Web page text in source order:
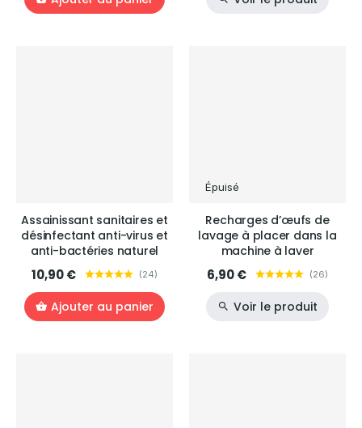
Assainissant sanitaires et
désinfectant anti-virus et
anti-bactéries naturel
10,90 € (24)
Ajouter au panier
Épuisé
Recharges d’œufs de
lavage à placer dans la
machine à laver
6,90 € (26)
Voir le produit